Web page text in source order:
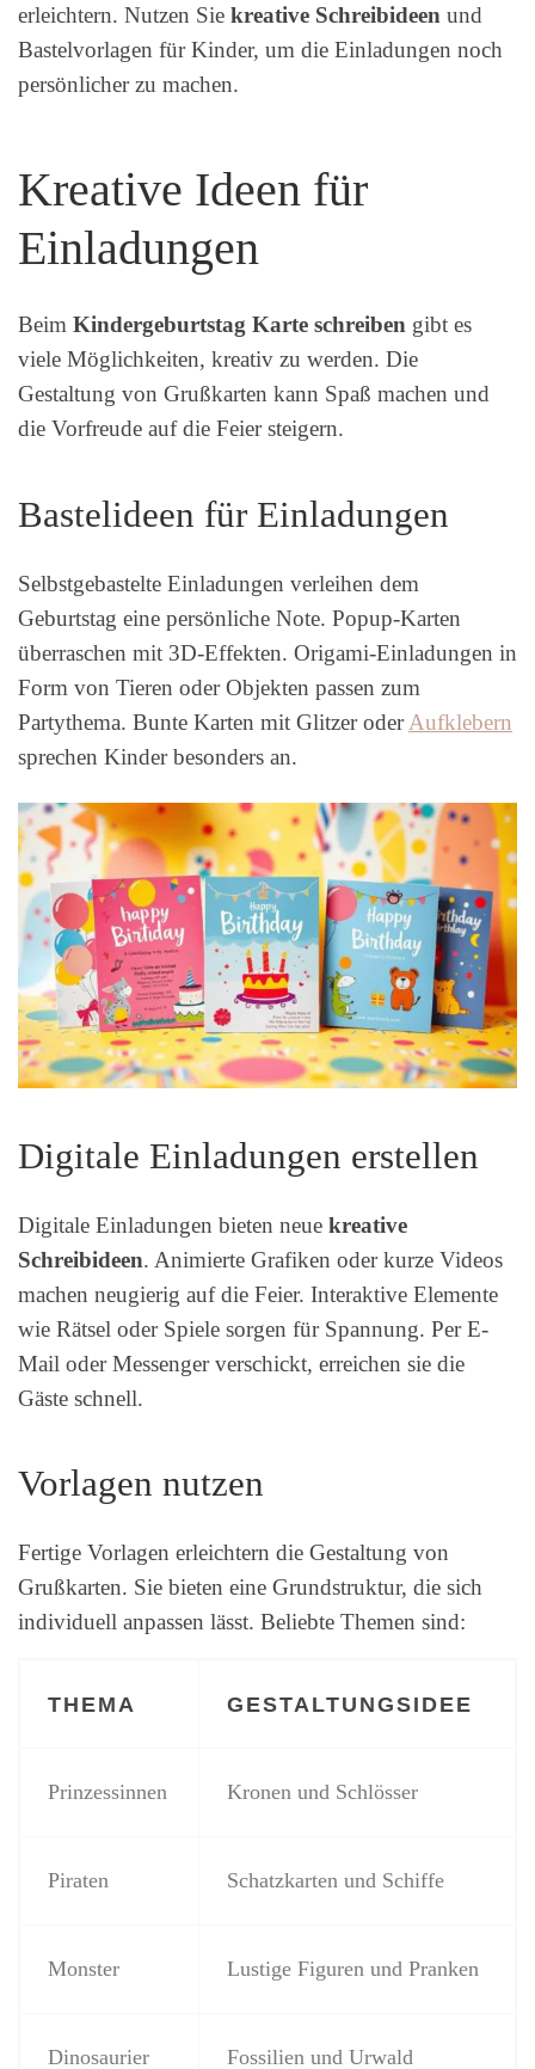
erleichtern. Nutzen Sie kreative Schreibideen und
Bastelvorlagen für Kinder, um die Einladungen noch
persönlicher zu machen.
Kreative Ideen für
Einladungen
Beim Kindergeburtstag Karte schreiben gibt es
viele Möglichkeiten, kreativ zu werden. Die
Gestaltung von Grußkarten kann Spaß machen und
die Vorfreude auf die Feier steigern.
Bastelideen für Einladungen
Selbstgebastelte Einladungen verleihen dem
Geburtstag eine persönliche Note. Popup-Karten
überraschen mit 3D-Effekten. Origami-Einladungen in
Form von Tieren oder Objekten passen zum
Partythema. Bunte Karten mit Glitzer oder Aufklebern
sprechen Kinder besonders an.
Digitale Einladungen erstellen
Digitale Einladungen bieten neue kreative
Schreibideen. Animierte Grafiken oder kurze Videos
machen neugierig auf die Feier. Interaktive Elemente
wie Rätsel oder Spiele sorgen für Spannung. Per E-
Mail oder Messenger verschickt, erreichen sie die
Gäste schnell.
Vorlagen nutzen
Fertige Vorlagen erleichtern die Gestaltung von
Grußkarten. Sie bieten eine Grundstruktur, die sich
individuell anpassen lässt. Beliebte Themen sind:
THEMA GESTALTUNGSIDEE
Prinzessinnen Kronen und Schlösser
Piraten Schatzkarten und Schiffe
Monster Lustige Figuren und Pranken
Dinosaurier Fossilien und Urwald